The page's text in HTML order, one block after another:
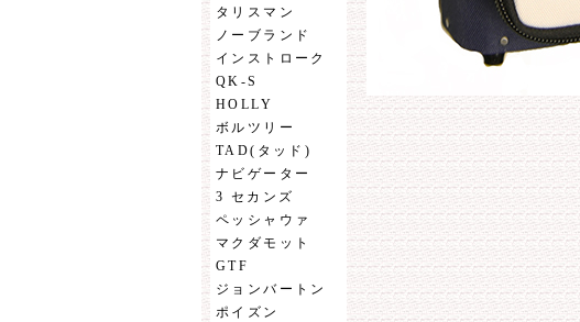
タリスマン
ノーブランド
インストローク
QK-S
HOLLY
ボルツリー
TAD(タッド)
ナビゲーター
3 セカンズ
ペッシャウァ
マクダモット
GTF
ジョンバートン
ポイズン